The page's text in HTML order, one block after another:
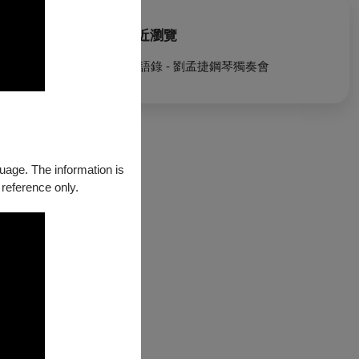
The information is
only.
最近瀏覽
夜·語錄 - 劉孟捷鋼琴獨奏會